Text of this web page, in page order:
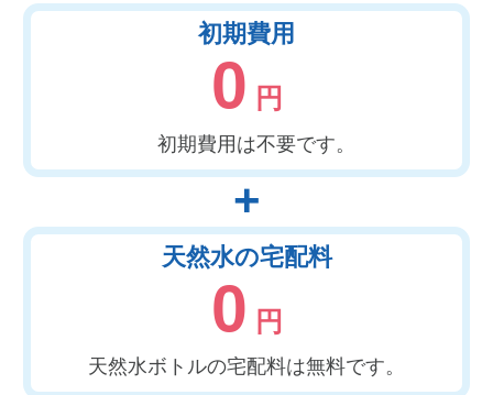
初期費用
0 円
初期費用は不要です。
+
天然水の宅配料
0 円
天然水ボトルの宅配料は無料です。